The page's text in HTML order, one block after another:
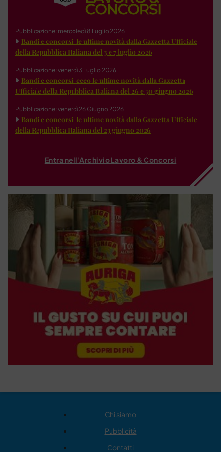
Pubblicazione: mercoledì 8 Luglio 2026
Bandi e concorsi: le ultime novità dalla Gazzetta Ufficiale
della Repubblica Italiana del 3 e 7 luglio 2026
Pubblicazione: venerdì 3 Luglio 2026
Bandi e concorsi: ecco le ultime novità dalla Gazzetta
Ufficiale della Repubblica Italiana del 26 e 30 giugno 2026
Pubblicazione: venerdì 26 Giugno 2026
Bandi e concorsi: le ultime novità dalla Gazzetta Ufficiale
della Repubblica Italiana del 23 giugno 2026
Entra nell'Archivio Lavoro & Concorsi
Chi siamo
Pubblicità
Contatti